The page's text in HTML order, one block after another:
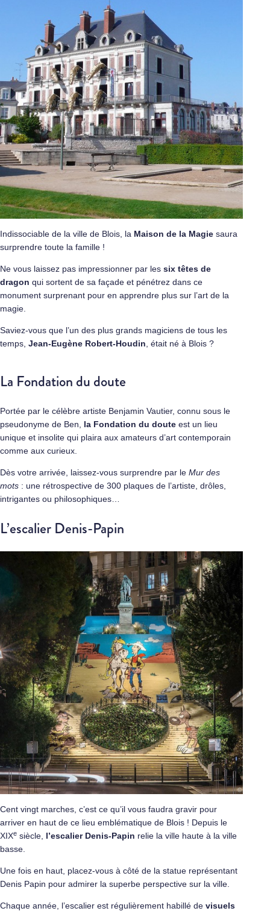
Indissociable de la ville de Blois, la Maison de la Magie saura
surprendre toute la famille !
Ne vous laissez pas impressionner par les six têtes de
dragon qui sortent de sa façade et pénétrez dans ce
monument surprenant pour en apprendre plus sur l’art de la
magie.
Saviez-vous que l’un des plus grands magiciens de tous les
temps, Jean-Eugène Robert-Houdin , était né à Blois ?
La Fondation du doute
Portée par le célèbre artiste Benjamin Vautier, connu sous le
pseudonyme de Ben, la Fondation du doute est un lieu
unique et insolite qui plaira aux amateurs d’art contemporain
comme aux curieux.
Dès votre arrivée, laissez-vous surprendre par le Mur des
mots : une rétrospective de 300 plaques de l’artiste, drôles,
intrigantes ou philosophiques…
L’escalier Denis-Papin
Cent vingt marches, c’est ce qu’il vous faudra gravir pour
arriver en haut de ce lieu emblématique de Blois ! Depuis le
XIXe siècle, l’escalier Denis-Papin relie la ville haute à la ville
basse.
Une fois en haut, placez-vous à côté de la statue représentant
Denis Papin pour admirer la superbe perspective sur la ville.
Chaque année, l’escalier est régulièrement habillé de visuels